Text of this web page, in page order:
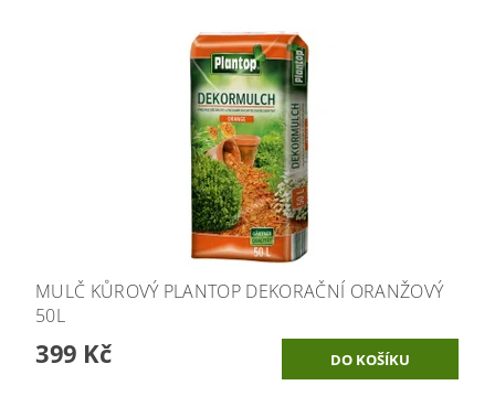
MULČ KŮROVÝ PLANTOP DEKORAČNÍ ORANŽOVÝ
50L
399 Kč